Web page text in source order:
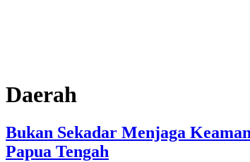
Daerah
Bukan Sekadar Menjaga
Papua Tengah